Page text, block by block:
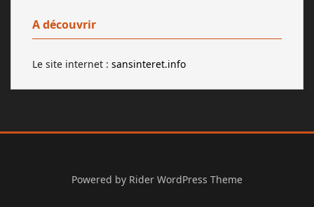
A découvrir
Le site internet : sansinteret.info
Powered by Rider WordPress Theme